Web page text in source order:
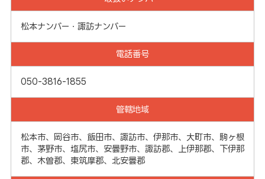
松本ナンバー・諏訪ナンバー
電話番号
050-3816-1855
管轄地域
松本市、岡谷市、飯田市、諏訪市、伊那市、大町市、駒ヶ根
市、茅野市、塩尻市、安曇野市、諏訪郡、上伊那郡、下伊那
郡、木曽郡、東筑摩郡、北安曇郡